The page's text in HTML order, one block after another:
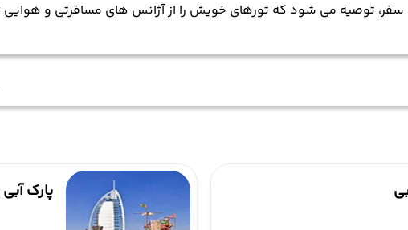
توصیه می شود که تورهای خویش را از آژانس های مسافرتی و هوایی
پارک